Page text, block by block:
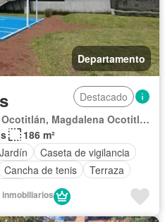
Departamento
Destacado
Santa María La Magdalena Ocotitlán, Magdalena Ocotitlán
186 m²
Jardín
Caseta de vigilancia
Cancha de tenis
Terraza